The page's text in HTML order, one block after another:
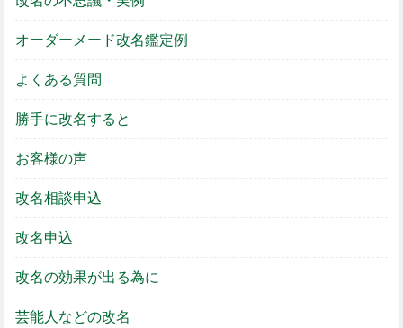
オーダーメード改名鑑定例
よくある質問
勝手に改名すると
お客様の声
改名相談申込
改名申込
改名の効果が出る為に
芸能人などの改名